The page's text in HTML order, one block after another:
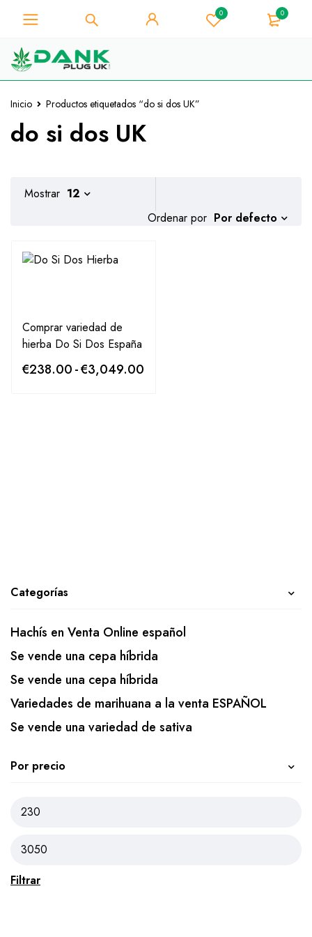
0 0
Inicio Productos etiquetados “do si dos UK”
do si dos UK
Categorías
Hachís en Venta Online español
Se vende una cepa híbrida
Se vende una cepa híbrida
Variedades de marihuana a la venta ESPAÑOL
Se vende una variedad de sativa
Por precio
Filtrar
Ordenar por Por defecto
Mostrar 12
Comprar variedad de
hierba Do Si Dos España
€238.00-€3,049.00
Para los amantes de la hierba -
Obtenga un descuento
compra - Código de cupón
"WELCOME10"